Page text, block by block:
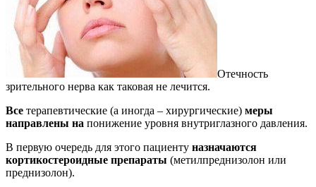
Отечность
зрительного нерва как таковая не лечится.
Все терапевтические (а иногда – хирургические) меры
направлены на понижение уровня внутриглазного давления.
В первую очередь для этого пациенту назначаются
кортикостероидные препараты (метилпреднизолон или
преднизолон).